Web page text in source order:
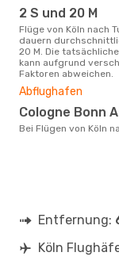
2 S und 20 M
Flüge von Köln nach Turin
dauern
20 M. Die
kann aufgrund
Faktoren abweichen.
Abflughafen
Cologne Bonn
Bei Flügen von Köln
Entfernung:
Köln